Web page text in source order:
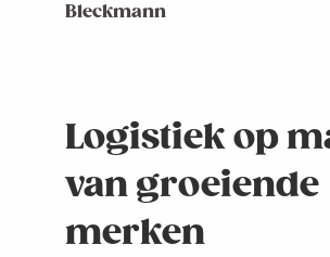
Bleckmann
Logistiek op
van groeiende
merken